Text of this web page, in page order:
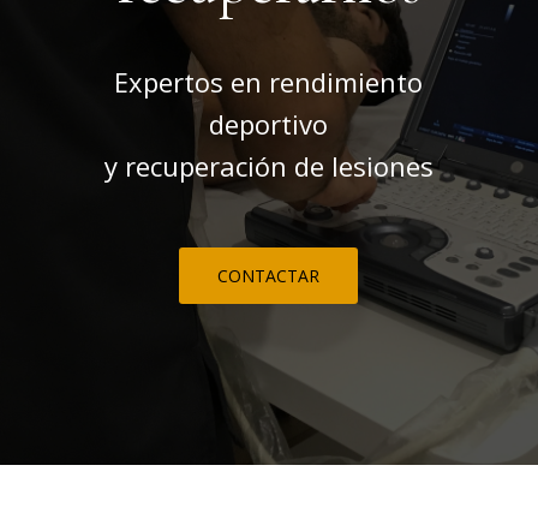
Expertos en rendimiento
deportivo
y recuperación de lesiones
CONTACTAR